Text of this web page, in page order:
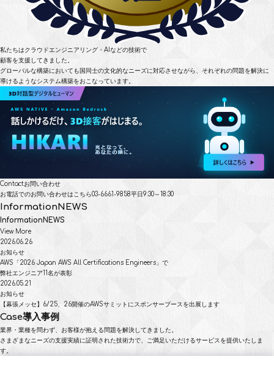
私たちはクラウドエンジニアリング・AIなどの技術で
顧客を支援してきました。
グローバルな構築においても国同士の文化的なニーズに対応させながら、 それぞれの問題を解決に
導けるようなシステム構築をおこなっています。
Contactお問い合わせ
お電話でのお問い合わせはこちら03-6661-9858平日9:30～18:30
InformationNEWS
InformationNEWS
View More
2026.06.26
お知らせ
AWS「2026 Japan AWS All Certifications Engineers」で
弊社エンジニア11名が表彰
2026.05.21
お知らせ
【幕張メッセ】6/25、26開催のAWSサミットにスポンサーブースを出展します
Case導入事例
業界・業種を問わず、お客様が抱える問題を解決してきました。
さまざまなニーズの支援実績に証明された技術力で、ご満足いただけるサービスを提供いたしま
す。